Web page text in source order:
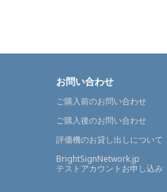
お問い合わせ
ご購入前のお問い合わせ
ご購入後のお問い合わせ
評価機のお貸し出しについて
BrightSignNetwork.jp
テストアカウントお申し込み